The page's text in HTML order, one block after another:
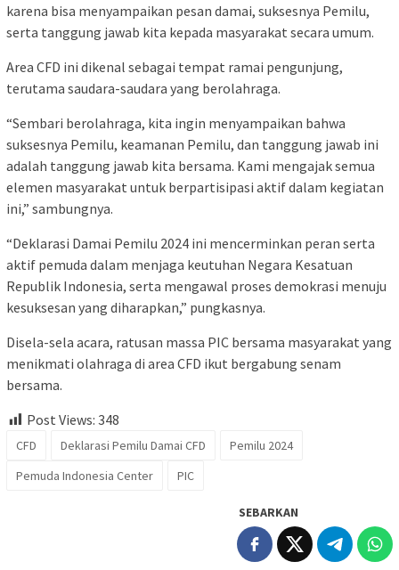
karena bisa menyampaikan pesan damai, suksesnya Pemilu,
serta tanggung jawab kita kepada masyarakat secara umum.
Area CFD ini dikenal sebagai tempat ramai pengunjung,
terutama saudara-saudara yang berolahraga.
“Sembari berolahraga, kita ingin menyampaikan bahwa
suksesnya Pemilu, keamanan Pemilu, dan tanggung jawab ini
adalah tanggung jawab kita bersama. Kami mengajak semua
elemen masyarakat untuk berpartisipasi aktif dalam kegiatan
ini,” sambungnya.
“Deklarasi Damai Pemilu 2024 ini mencerminkan peran serta
aktif pemuda dalam menjaga keutuhan Negara Kesatuan
Republik Indonesia, serta mengawal proses demokrasi menuju
kesuksesan yang diharapkan,” pungkasnya.
Disela-sela acara, ratusan massa PIC bersama masyarakat yang
menikmati olahraga di area CFD ikut bergabung senam
bersama.
Post Views: 348
CFD Deklarasi Pemilu Damai CFD
Pemilu 2024
Pemuda Indonesia Center
PIC
SEBARKAN